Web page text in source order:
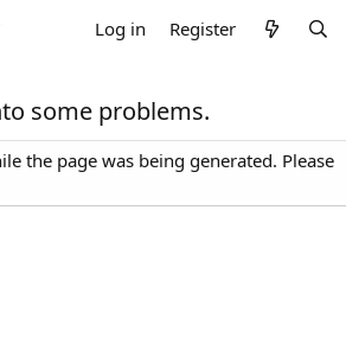
Log in Register
some problems.
the page was being generated. Please